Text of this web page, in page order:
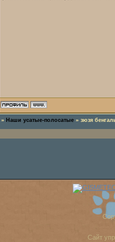
» Наши усатые-полосатые » зюзя
Сайт